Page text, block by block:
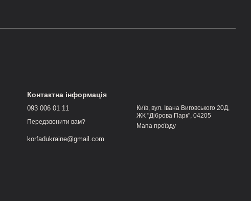
Контактна інформація
093 006 01 11
Передзвонити вам?
korfadukraine@gmail.com
Київ, вул. Івана Виговського 20Д,
ЖК "Діброва Парк", 04205
Мапа проїзду